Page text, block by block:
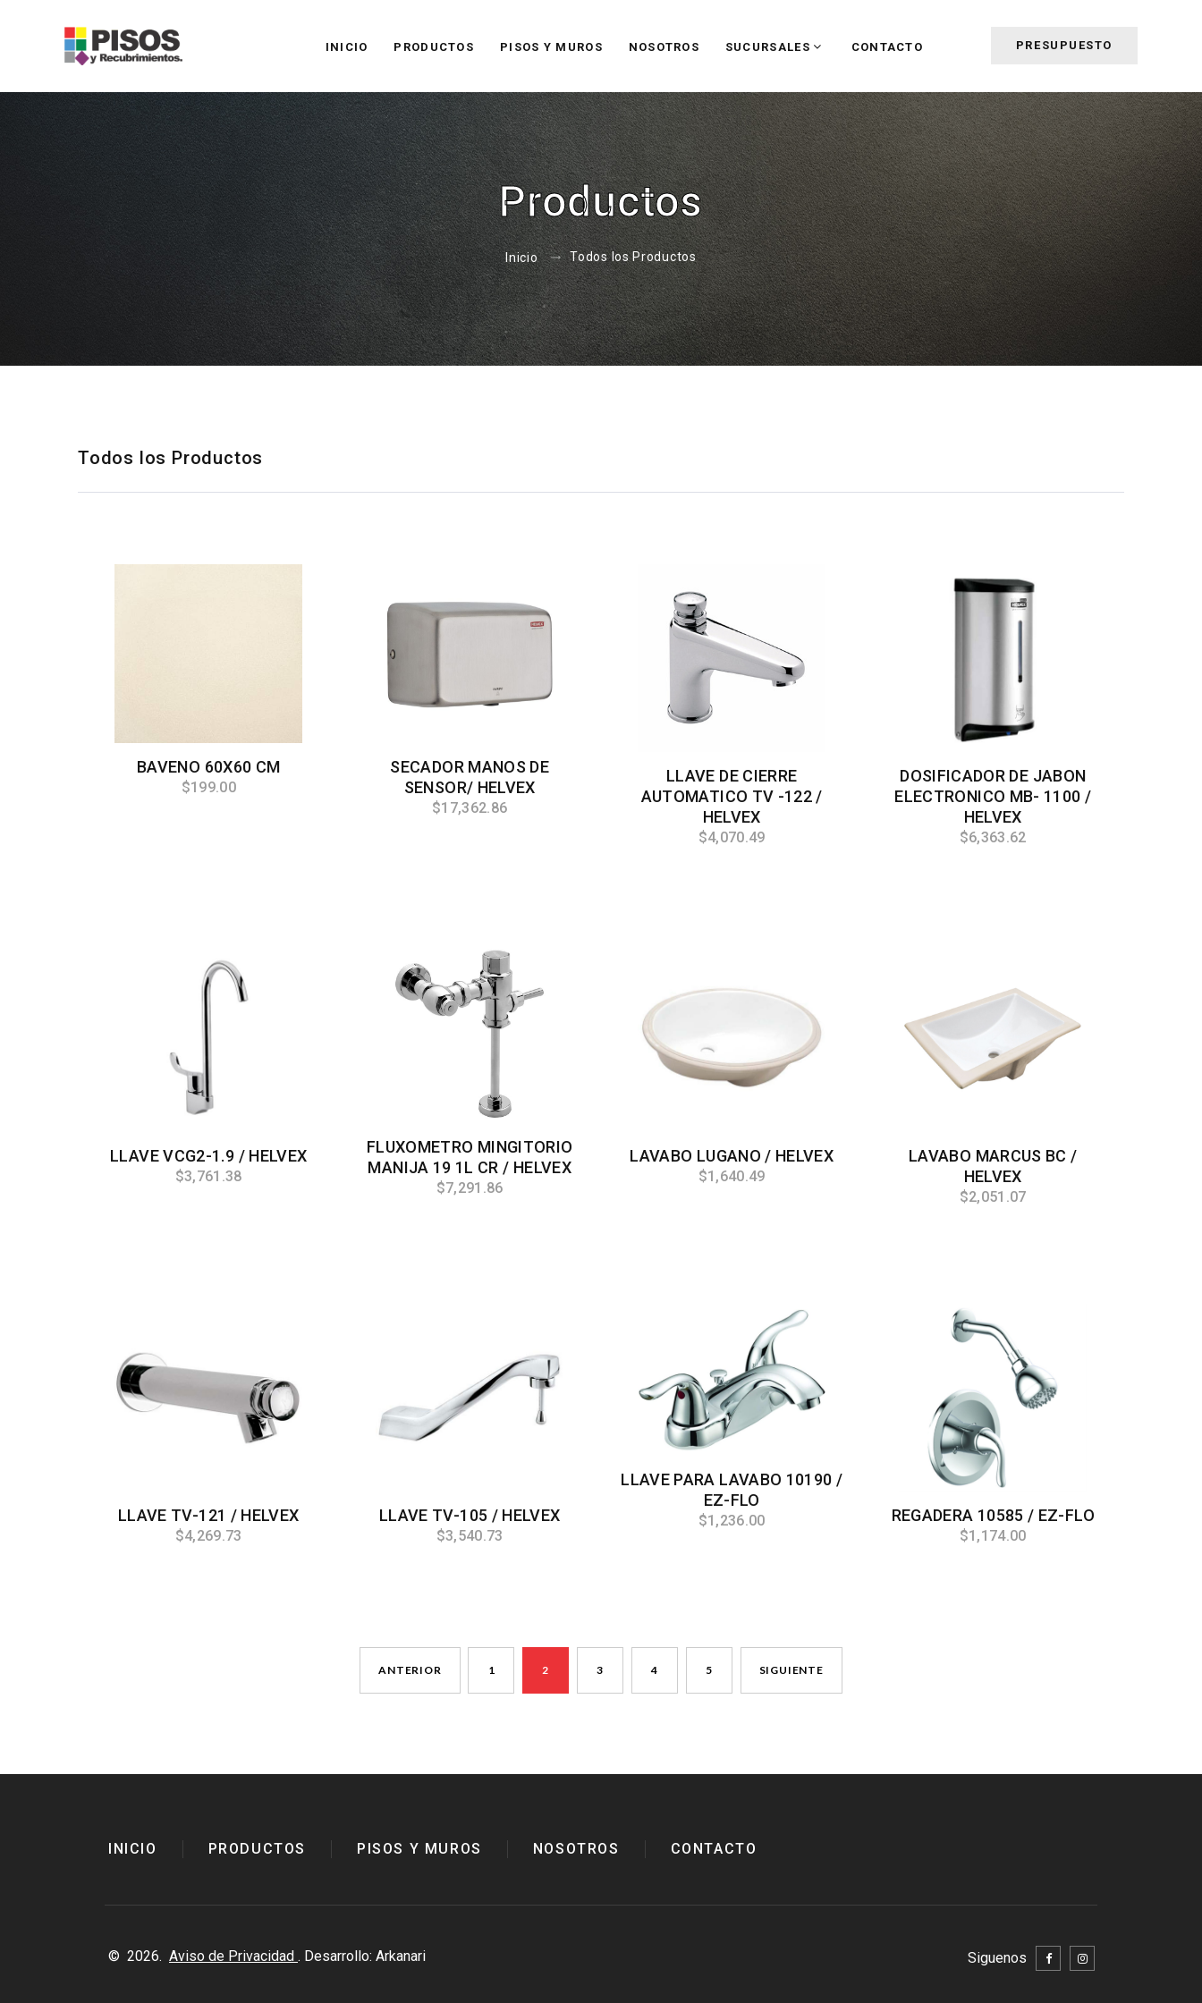
PRESUPUESTO
INICIO PRODUCTOS PISOS Y MUROS NOSOTROS SUCURSALES CONTACTO
Productos
Inicio Todos los Productos
Todos los Productos
BAVENO 60X60 CM
$199.00
SECADOR MANOS DE
SENSOR/ HELVEX
$17,362.86
LLAVE DE CIERRE
AUTOMATICO TV -122 /
HELVEX
$4,070.49
DOSIFICADOR DE JABON
ELECTRONICO MB- 1100 /
HELVEX
$6,363.62
LLAVE VCG2-1.9 / HELVEX
$3,761.38
FLUXOMETRO MINGITORIO
MANIJA 19 1L CR / HELVEX
$7,291.86
LAVABO LUGANO / HELVEX
$1,640.49
LAVABO MARCUS BC /
HELVEX
$2,051.07
LLAVE TV-121 / HELVEX
$4,269.73
LLAVE TV-105 / HELVEX
$3,540.73
LLAVE PARA LAVABO 10190 /
EZ-FLO
$1,236.00 REGADERA 10585 / EZ-FLO
$1,174.00
ANTERIOR 1 2 3 4 5 SIGUIENTE
INICIO PRODUCTOS PISOS Y MUROS NOSOTROS CONTACTO
© 2026. Aviso de Privacidad . Desarrollo: Arkanari Siguenos